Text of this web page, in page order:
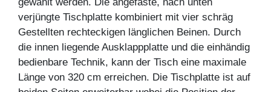
gewählt werden. Die angefaste, nach unten
verjüngte Tischplatte kombiniert mit vier schräg
Gestellten rechteckigen länglichen Beinen. Durch
die innen liegende Ausklappplatte und die einhändig
bedienbare Technik, kann der Tisch eine maximale
Länge von 320 cm erreichen. Die Tischplatte ist auf